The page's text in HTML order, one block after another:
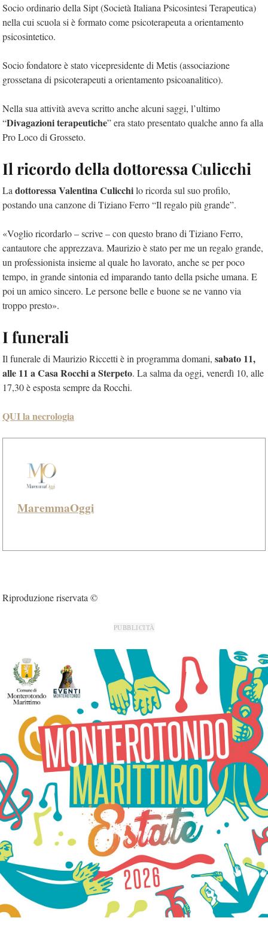
Socio ordinario della Sipt (Società Italiana Psicosintesi Terapeutica)
nella cui scuola si è formato come psicoterapeuta a orientamento
psicosintetico.
Socio fondatore è stato vicepresidente di Metis (associazione
grossetana di psicoterapeuti a orientamento psicoanalitico).
Nella sua attività aveva scritto anche alcuni saggi, l’ultimo
“Divagazioni terapeutiche” era stato presentato qualche anno fa alla
Pro Loco di Grosseto.
Il ricordo della dottoressa Culicchi
La dottoressa Valentina Culicchilo ricorda sul suo profilo,
postando una canzone di Tiziano Ferro “Il regalo più grande”.
«Voglio ricordarlo – scrive – con questo brano di Tiziano Ferro,
cantautore che apprezzava. Maurizio è stato per me un regalo grande,
un professionista insieme al quale ho lavorato, anche se per poco
tempo, in grande sintonia ed imparando tanto della psiche umana. E
poi un amico sincero. Le persone belle e buone se ne vanno via
troppo presto».
I funerali
Il funerale di Maurizio Riccetti è in programma domani, sabato 11,
alle 11 a Casa Rocchi a Sterpeto. La salma da oggi, venerdì 10, alle
17,30 è esposta sempre da Rocchi.
QUI la necrologia
MaremmaOggi
Riproduzione riservata ©
PUBBLICITÀ